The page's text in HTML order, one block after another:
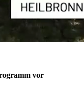
vor